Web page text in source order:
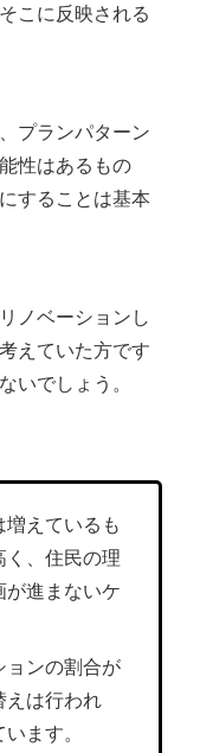
こに反映される
プランパターン
性はあるもの
することは基本
ノベーションし
えていた方です
いでしょう。
えているも
、住民の理
進まないケ
ョンの割合が
えは行われ
ます。